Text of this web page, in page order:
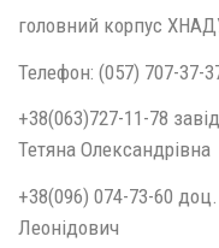
головний корпус
Телефон: (057) 707-37-
+38(063)727-11-78
Тетяна Олександрівна
+38(096) 074-73-60
Леонідович